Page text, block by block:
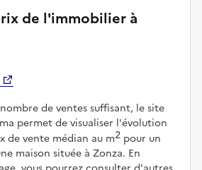
de l'immobilier à
de ventes suffisant, le site
permet de visualiser l'évolution
de vente médian au m2 pour un
maison située à Zonza. En